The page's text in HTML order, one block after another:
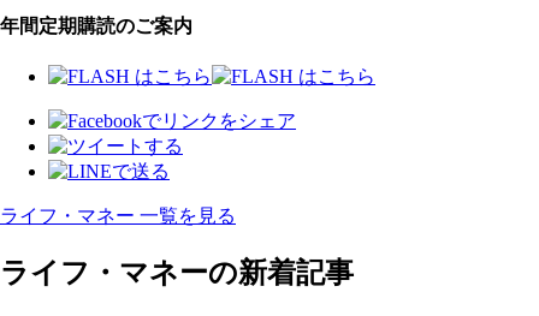
年間定期購読のご案内
ライフ・マネー 一覧を見る
ライフ・マネーの新着記事